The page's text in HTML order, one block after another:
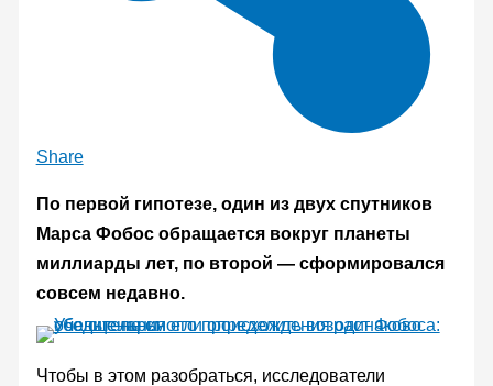
Share
По первой гипотезе, один из двух спутников
Марса Фобос обращается вокруг планеты
миллиарды лет, по второй — сформировался
совсем недавно.
Чтобы в этом разобраться, исследователи